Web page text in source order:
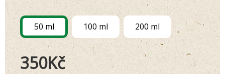
50 ml 100 ml 200 ml
350Kč